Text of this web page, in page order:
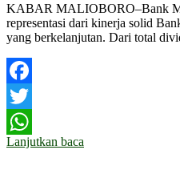
KABAR MALIOBORO–Bank
representasi dari kinerja solid
yang berkelanjutan. Dari total
Facebook
Twitter
WhatsApp
Lanjutkan baca